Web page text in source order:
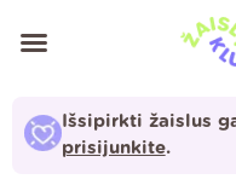
prie
Išsipirkti žaislus
prisijunkite.